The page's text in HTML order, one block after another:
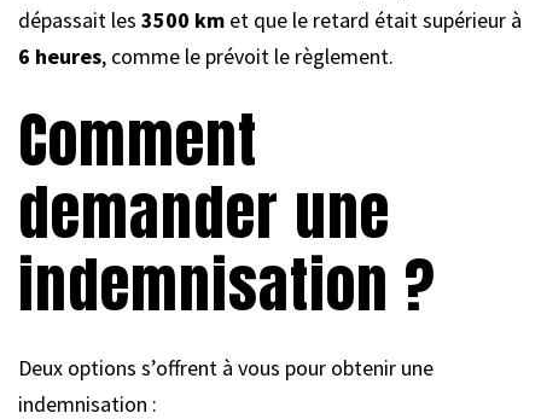
dépassait les 3500 km et que le retard était supérieur à
6 heures, comme le prévoit le règlement.
Comment
demander une
indemnisation ?
Deux options s’offrent à vous pour obtenir une
indemnisation :